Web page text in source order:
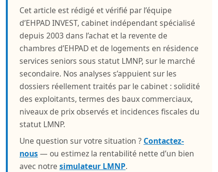
Cet article est rédigé et vérifié par l’équipe
d’EHPAD INVEST, cabinet indépendant spécialisé
depuis 2003 dans l’achat et la revente de
chambres d’EHPAD et de logements en résidence
services seniors sous statut LMNP, sur le marché
secondaire. Nos analyses s’appuient sur les
dossiers réellement traités par le cabinet : solidité
des exploitants, termes des baux commerciaux,
niveaux de prix observés et incidences fiscales du
statut LMNP.
Une question sur votre situation ? Contactez-
nous— ou estimez la rentabilité nette d’un bien
avec notre simulateur LMNP.